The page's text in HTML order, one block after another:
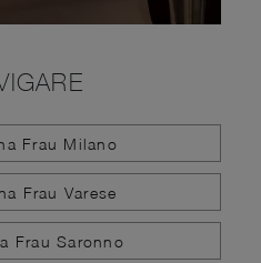
Frau Milano
Frau Varese
Frau Saronno